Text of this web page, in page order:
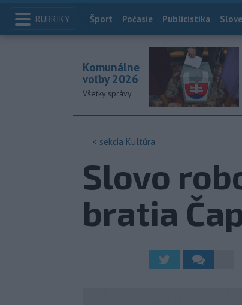
RUBRIKY Index
Šport Počasie Publicistika
Komunálne
voľby 2026
Všetky správy
< sekcia Kultúra
Slovo
bratia